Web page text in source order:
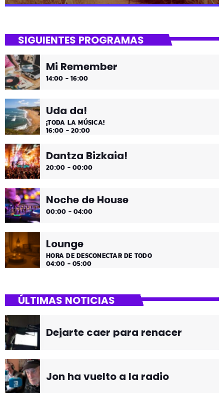
¡Es fin de semana!
¡Música y más música los fines de semana!
SIGUIENTES PROGRAMAS
Mi Remember
14:00 - 16:00
Uda da!
¡TODA LA MÚSICA!
16:00 - 20:00
Dantza Bizkaia!
20:00 - 00:00
Noche de House
00:00 - 04:00
Lounge
HORA DE DESCONECTAR DE TODO
04:00 - 05:00
ÚLTIMAS NOTICIAS
Dejarte caer para renacer
Jon ha vuelto a la radio